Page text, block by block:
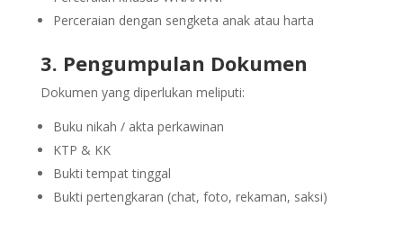
Perceraian dengan sengketa anak atau harta
3. Pengumpulan Dokumen
Dokumen yang diperlukan meliputi:
Buku nikah / akta perkawinan
KTP & KK
Bukti tempat tinggal
Bukti pertengkaran (chat, foto, rekaman, saksi)